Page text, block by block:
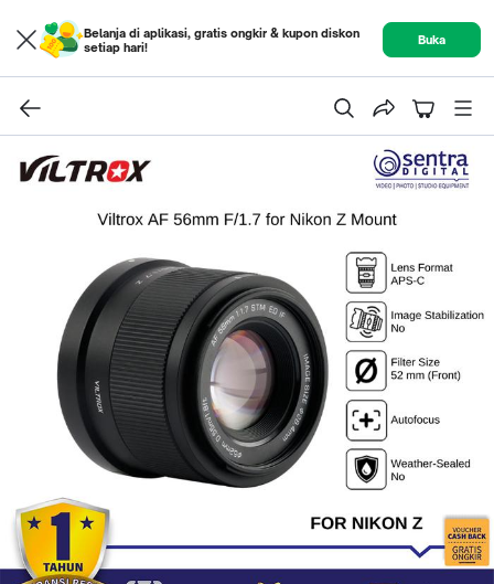
Belanja di aplikasi, gratis ongkir & kupon diskon
setiap hari!
Buka